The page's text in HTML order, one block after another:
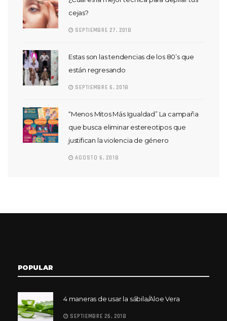
cejas?
SEPTIEMBRE 27, 2018
Estas son las tendencias de los 80’s que
están regresando
SEPTIEMBRE 6, 2018
“Menos Mitos Más Igualdad” La campaña
que busca eliminar estereotipos que
justifican la violencia de género
AGOSTO 6, 2018
POPULAR
4 maneras de usar la sábila/Aloe Vera
SEPTIEMBRE 26, 2018